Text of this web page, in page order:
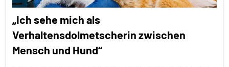
Forschung
aktuell
Haustiere
Inter-
„Ich sehe mich als
Verhaltensdolmetscherin zwischen
Mensch und Hund“